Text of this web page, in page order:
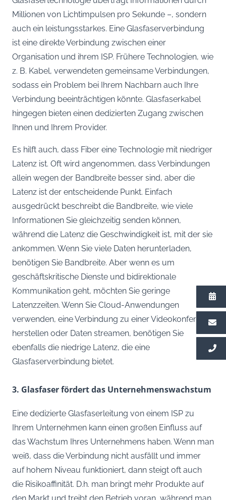
Millionen von Lichtimpulsen pro Sekunde –, sondern
auch ein leistungsstarkes. Eine Glasfaserverbindung
ist eine direkte Verbindung zwischen einer
Organisation und ihrem ISP. Frühere Technologien, wie
z. B. Kabel, verwendeten gemeinsame Verbindungen,
sodass ein Problem bei Ihrem Nachbarn auch Ihre
Verbindung beeinträchtigen könnte. Glasfaserkabel
hingegen bieten einen dedizierten Zugang zwischen
Ihnen und Ihrem Provider.
Es hilft auch, dass Fiber eine Technologie mit niedriger
Latenz ist. Oft wird angenommen, dass Verbindungen
allein wegen der Bandbreite besser sind, aber die
Latenz ist der entscheidende Punkt. Einfach
ausgedrückt beschreibt die Bandbreite, wie viele
Informationen Sie gleichzeitig senden können,
während die Latenz die Geschwindigkeit ist, mit der sie
ankommen. Wenn Sie viele Daten herunterladen,
benötigen Sie Bandbreite. Aber wenn es um
geschäftskritische Dienste und bidirektionale
Kommunikation geht, möchten Sie geringe
Latenzzeiten. Wenn Sie Cloud-Anwendungen
verwenden, eine Verbindung zu einer Videokonferenz
herstellen oder Daten streamen, benötigen Sie
ebenfalls die niedrige Latenz, die eine
Glasfaserverbindung bietet.
3. Glasfaser fördert das Unternehmenswachstum
Eine dedizierte Glasfaserleitung von einem ISP zu
Ihrem Unternehmen kann einen großen Einfluss auf
das Wachstum Ihres Unternehmens haben. Wenn man
weiß, dass die Verbindung nicht ausfällt und immer
auf hohem Niveau funktioniert, dann steigt oft auch
die Risikoaffinität. D.h. man bringt mehr Produkte auf